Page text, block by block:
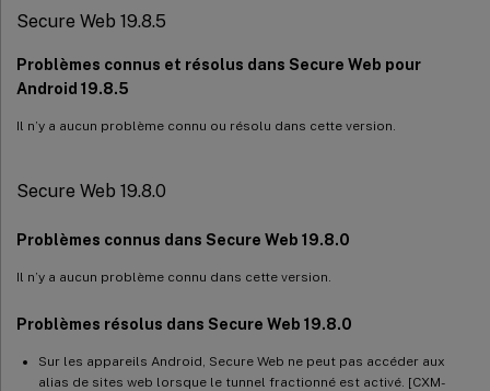
Secure Web 19.8.5
Problèmes connus et résolus dans Secure Web pour
Android 19.8.5
Il n’y a aucun problème connu ou résolu dans cette version.
Secure Web 19.8.0
Problèmes connus dans Secure Web 19.8.0
Il n’y a aucun problème connu dans cette version.
Problèmes résolus dans Secure Web 19.8.0
Sur les appareils Android, Secure Web ne peut pas accéder aux
alias de sites web lorsque le tunnel fractionné est activé. [CXM-